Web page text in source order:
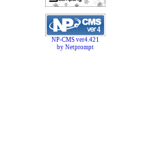
NP-CMS ver4.421
by Netprompt